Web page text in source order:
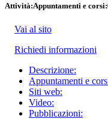
Attività:Appuntamenti e corsi:
Vai al sito
Richiedi informazioni
Descrizione:
Appuntamenti e
Siti web:
Video:
Pubblicazioni: